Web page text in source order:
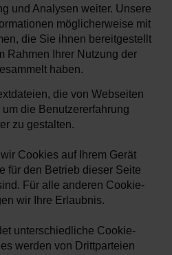
und Analysen weiter. Unsere
möglicherweise mit
die Sie ihnen bereitgestellt
Rahmen Ihrer Nutzung der
haben.
die von Webseiten
die Benutzererfahrung
zu gestalten.
Cookies auf Ihrem Gerät
für den Betrieb dieser Seite
Für alle anderen Cookie-
wir Ihre Erlaubnis.
unterschiedliche Cookie-
werden von Drittparteien